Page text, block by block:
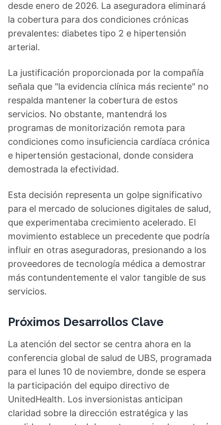
desde enero de 2026. La aseguradora eliminará
la cobertura para dos condiciones crónicas
prevalentes: diabetes tipo 2 e hipertensión
arterial.
La justificación proporcionada por la compañía
señala que "la evidencia clínica más reciente" no
respalda mantener la cobertura de estos
servicios. No obstante, mantendrá los
programas de monitorización remota para
condiciones como insuficiencia cardíaca crónica
e hipertensión gestacional, donde considera
demostrada la efectividad.
Esta decisión representa un golpe significativo
para el mercado de soluciones digitales de salud,
que experimentaba crecimiento acelerado. El
movimiento establece un precedente que podría
influir en otras aseguradoras, presionando a los
proveedores de tecnología médica a demostrar
más contundentemente el valor tangible de sus
servicios.
Próximos Desarrollos Clave
La atención del sector se centra ahora en la
conferencia global de salud de UBS, programada
para el lunes 10 de noviembre, donde se espera
la participación del equipo directivo de
UnitedHealth. Los inversionistas anticipan
claridad sobre la dirección estratégica y las